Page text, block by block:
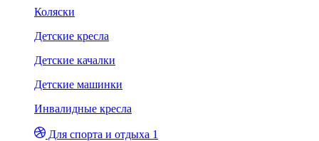
Коляски
Детские кресла
Детские качалки
Детские машинки
Инвалидные кресла
Для спорта и отдыха 1